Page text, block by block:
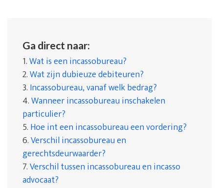
Ga direct naar:
1.Wat is een incassobureau?
2.Wat zijn dubieuze debiteuren?
3. Incassobureau, vanaf welk bedrag?
4.Wanneer incassobureau inschakelen
particulier?
5. Hoe int een incassobureau een vordering?
6.Verschil incassobureau en
gerechtsdeurwaarder?
7.Verschil tussen incassobureau en incasso
advocaat?